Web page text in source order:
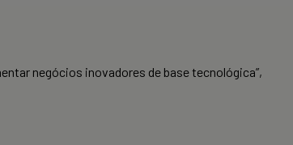
negócios inovadores de base tecnológica”,